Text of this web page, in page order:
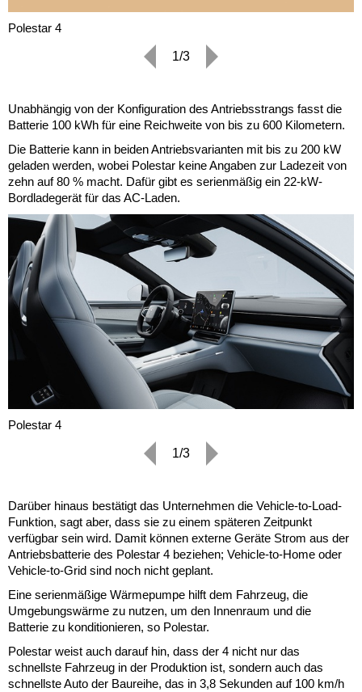
Polestar 4
1/3
Unabhängig von der Konfiguration des Antriebsstrangs fasst die
Batterie 100 kWh für eine Reichweite von bis zu 600 Kilometern.
Die Batterie kann in beiden Antriebsvarianten mit bis zu 200 kW
geladen werden, wobei Polestar keine Angaben zur Ladezeit von
zehn auf 80 % macht. Dafür gibt es serienmäßig ein 22-kW-
Bordladegerät für das AC-Laden.
Polestar 4
1/3
Darüber hinaus bestätigt das Unternehmen die Vehicle-to-Load-
Funktion, sagt aber, dass sie zu einem späteren Zeitpunkt
verfügbar sein wird. Damit können externe Geräte Strom aus der
Antriebsbatterie des Polestar 4 beziehen; Vehicle-to-Home oder
Vehicle-to-Grid sind noch nicht geplant.
Eine serienmäßige Wärmepumpe hilft dem Fahrzeug, die
Umgebungswärme zu nutzen, um den Innenraum und die
Batterie zu konditionieren, so Polestar.
Polestar weist auch darauf hin, dass der 4 nicht nur das
schnellste Fahrzeug in der Produktion ist, sondern auch das
schnellste Auto der Baureihe, das in 3,8 Sekunden auf 100 km/h